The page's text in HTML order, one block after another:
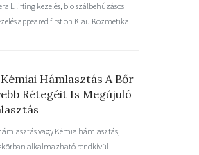
L lifting kezelés, bio szálbehúzásos
appeared first on Klau Kozmetika.
Hámlasztás A Bőr
Rétegéit Is Megújuló
vagy Kémia hámlasztás,
alkalmazható rendkívül